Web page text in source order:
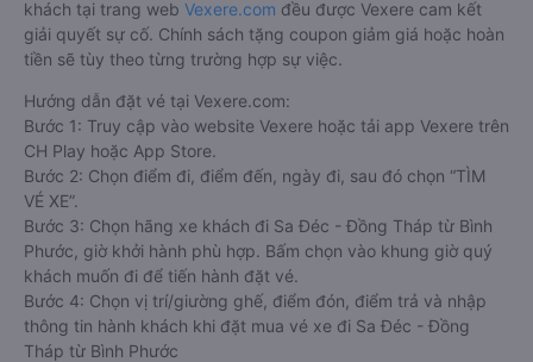
khách tại trang web Vexere.com đều được Vexere cam kết
giải quyết sự cố. Chính sách tặng coupon giảm giá hoặc hoàn
tiền sẽ tùy theo từng trường hợp sự việc.
Hướng dẫn đặt vé tại Vexere.com:
Bước 1: Truy cập vào website Vexere hoặc tải app Vexere trên
CH Play hoặc App Store.
Bước 2: Chọn điểm đi, điểm đến, ngày đi, sau đó chọn “TÌM
VÉ XE”.
Bước 3: Chọn hãng xe khách đi Sa Đéc - Đồng Tháp từ Bình
Phước, giờ khởi hành phù hợp. Bấm chọn vào khung giờ quý
khách muốn đi để tiến hành đặt vé.
Bước 4: Chọn vị trí/giường ghế, điểm đón, điểm trả và nhập
thông tin hành khách khi đặt mua vé xe đi Sa Đéc - Đồng
Tháp từ Bình Phước